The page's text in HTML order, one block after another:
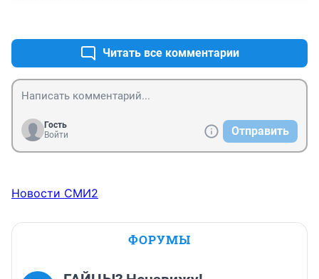
Читать все комментарии
Гость
Войти
Отправить
Новости СМИ2
ФОРУМЫ